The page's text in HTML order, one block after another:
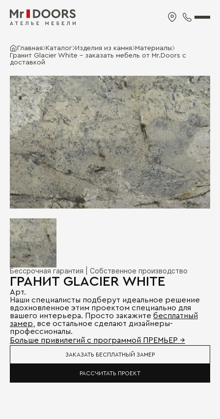
Главная Каталог Изделия из камня Материалы
Гранит Glacier White - заказать мебель от Mr.Doors с
доставкой
Бессрочная гарантия | Собственное производство
ГРАНИТ GLACIER WHITE
Арт.
Наши специалисты подберут идеальное решение
вдохновленное этим проектом специально для
вашего интерьера. Просто закажите бесплатный
замер , все остальное сделают дизайнеры-
профессионалы.
Больше привилегий с программой ПРЕМЬЕР →
ЗАКАЗАТЬ БЕСПЛАТНЫЙ ЗАМЕР
РАССЧИТАТЬ ПРОЕКТ